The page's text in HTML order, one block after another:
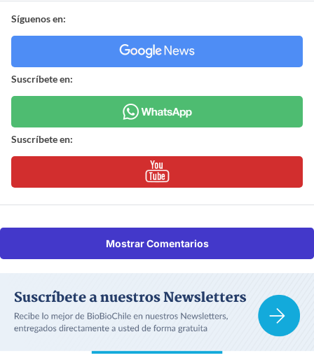
Síguenos en:
Suscríbete en:
Suscríbete en:
Mostrar Comentarios